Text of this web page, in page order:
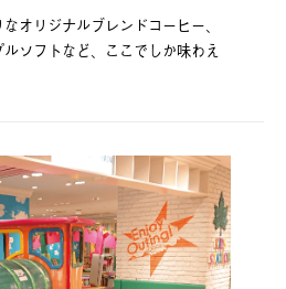
オリジナルブレンドコーヒー、
ソフトなど、ここでしか味わえ